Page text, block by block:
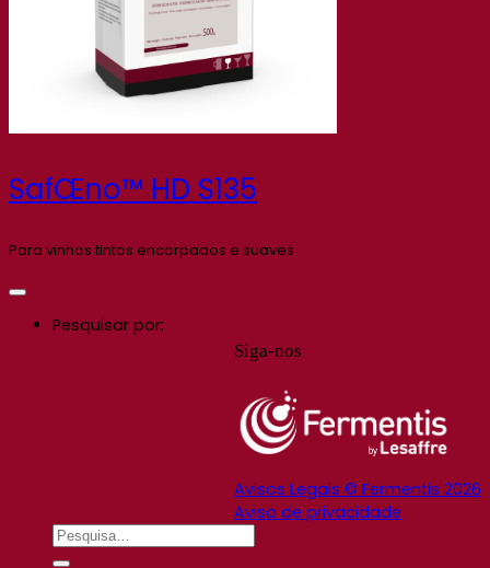
SafŒno™ HD S135
Para vinhos tintos encorpados e suaves
Siga-nos
Avisos Legais © Fermentis 2026
Aviso de privacidade
Pesquisar por: